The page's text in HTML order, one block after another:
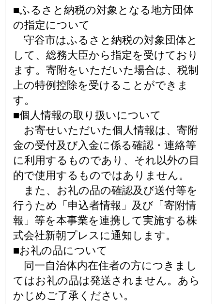
■ふるさと納税の対象となる地方団体
の指定について
守谷市はふるさと納税の対象団体と
して、総務大臣から指定を受けており
ます。寄附をいただいた場合は、税制
上の特例控除を受けることができま
す。
■個人情報の取り扱いについて
お寄せいただいた個人情報は、寄附
金の受付及び入金に係る確認・連絡等
に利用するものであり、それ以外の目
的で使用するものではありません。
また、お礼の品の確認及び送付等を
行うため「申込者情報」及び「寄附情
報」等を本事業を連携して実施する株
式会社新朝プレスに通知します。
■お礼の品について
同一自治体内在住者の方につきまし
てはお礼の品は発送されません。あら
かじめご了承ください。